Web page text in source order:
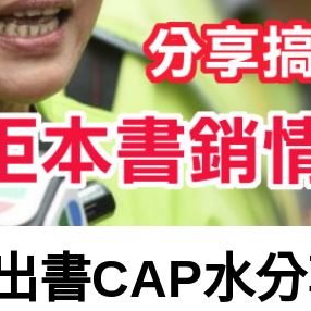
書CAP水